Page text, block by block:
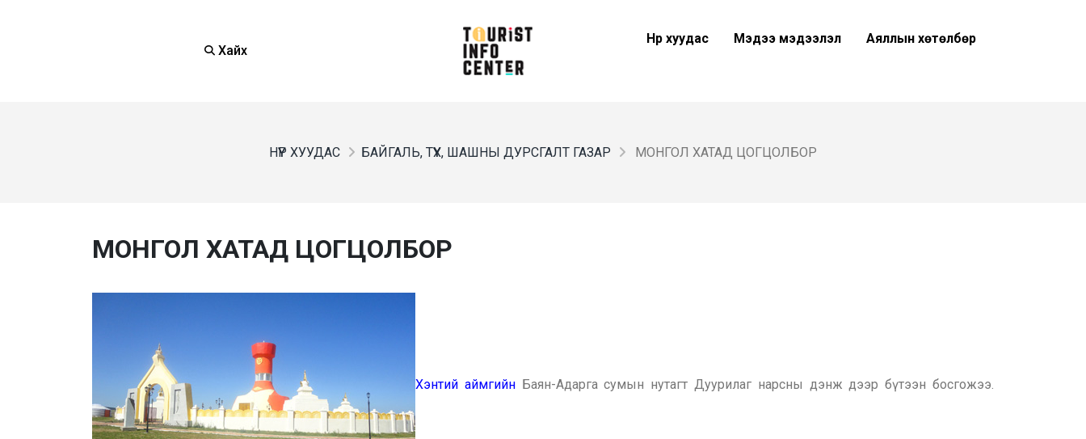
Хайх
Нүүр хуудас Мэдээ мэдээлэл Аяллын хөтөлбөр
НҮҮР ХУУДАС БАЙГАЛЬ, ТҮҮХ, ШАШНЫ ДУРСГАЛТ ГАЗАР МОНГОЛ ХАТАД ЦОГЦОЛБОР
МОНГОЛ ХАТАД ЦОГЦОЛБОР
Хэнтий аймгийнБаян-Адарга сумын нутагт Дуурилаг нарсны дэнж дээр бүтээн босгожээ.